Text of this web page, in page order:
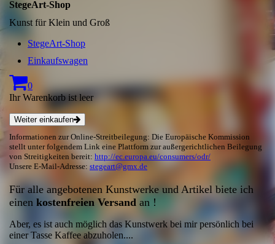
StegeArt-Shop
Kunst für Klein und Groß
StegeArt-Shop
Einkaufswagen
0
Ihr Warenkorb ist leer
Weiter einkaufen
Informationen zur Online-Streitbeilegung: Die Europäische Kommission
stellt unter folgendem Link eine Plattform zur außergerichtlichen Beilegung
von Streitigkeiten bereit: http://ec.europa.eu/consumers/odr/
Unsere E-Mail-Adresse: stegeart@gmx.de
Für alle angebotenen Kunstwerke und Artikel biete ich
einen kostenfreien Versand an !
Aber, es ist auch möglich das Kunstwerk bei mir persönlich bei
einer Tasse Kaffee abzuholen....